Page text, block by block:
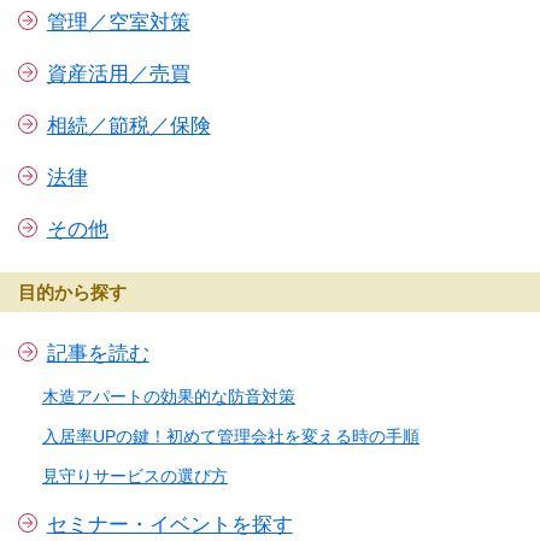
管理／空室対策
資産活用／売買
相続／節税／保険
法律
その他
目的から探す
記事を読む
木造アパートの効果的な防音対策
入居率UPの鍵！初めて管理会社を変える時の手順
見守りサービスの選び方
セミナー・イベントを探す